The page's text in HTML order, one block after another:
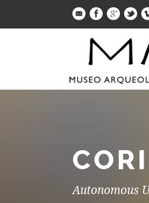
Autonomous